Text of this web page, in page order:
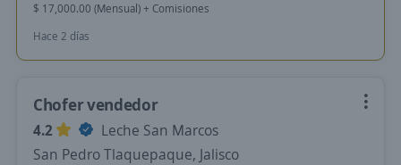
$ 17,000.00 (Mensual) + Comisiones
Hace 2 días
Chofer vendedor
4.2
Leche San Marcos
San Pedro Tlaquepaque, Jalisco